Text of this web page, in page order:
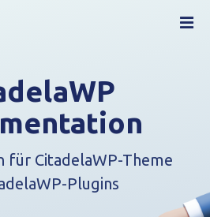
für CitadelaWP-Theme
Plugins